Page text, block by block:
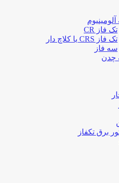
تک فاز CR
تک فاز CRS یا کلاچ دار
سه فاز
چدن
برق تکفاز